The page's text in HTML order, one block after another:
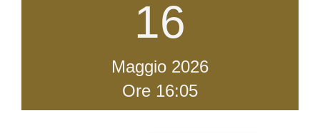
16
Maggio 2026
Ore 16:05